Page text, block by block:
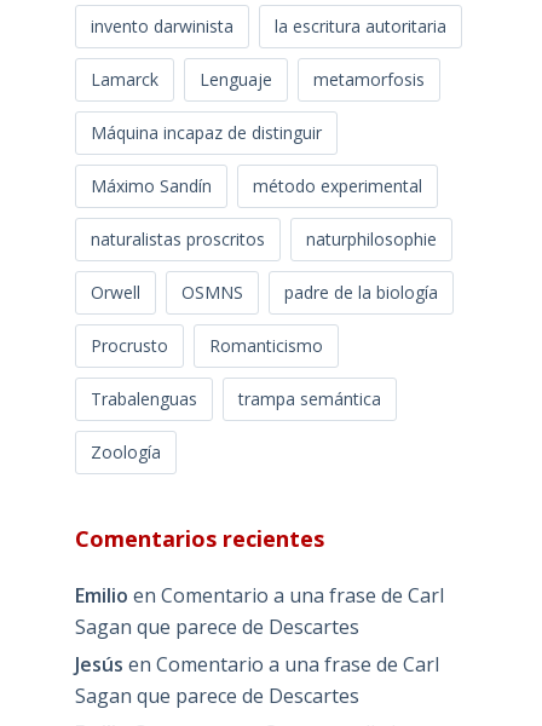
invento darwinista la escritura autoritaria
Lamarck Lenguaje metamorfosis
Máquina incapaz de distinguir
Máximo Sandín método experimental
naturalistas proscritos naturphilosophie
Orwell OSMNS padre de la biología
Procrusto Romanticismo
Trabalenguas trampa semántica
Zoología
Comentarios recientes
Emilio en Comentario a una frase de Carl
Sagan que parece de Descartes
Jesús en Comentario a una frase de Carl
Sagan que parece de Descartes